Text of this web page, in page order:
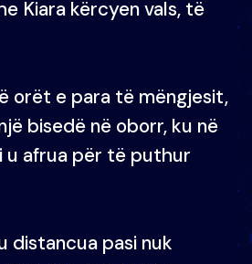
Kiara kërcyen vals, të
orët e para të mëngjesit,
bisedë në oborr, ku në
u afrua për të puthur
distancua pasi nuk